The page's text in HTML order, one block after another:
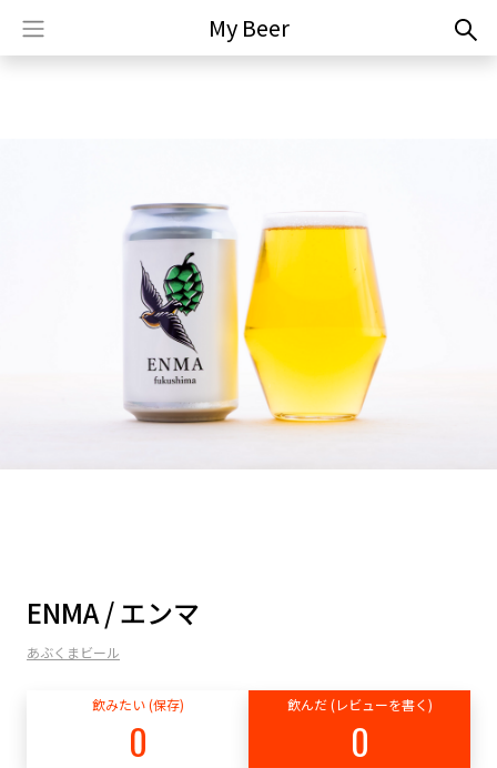
My Beer
ENMA / エンマ
あぶくまビール
飲みたい (保存)
0
飲んだ (レビューを書く)
0